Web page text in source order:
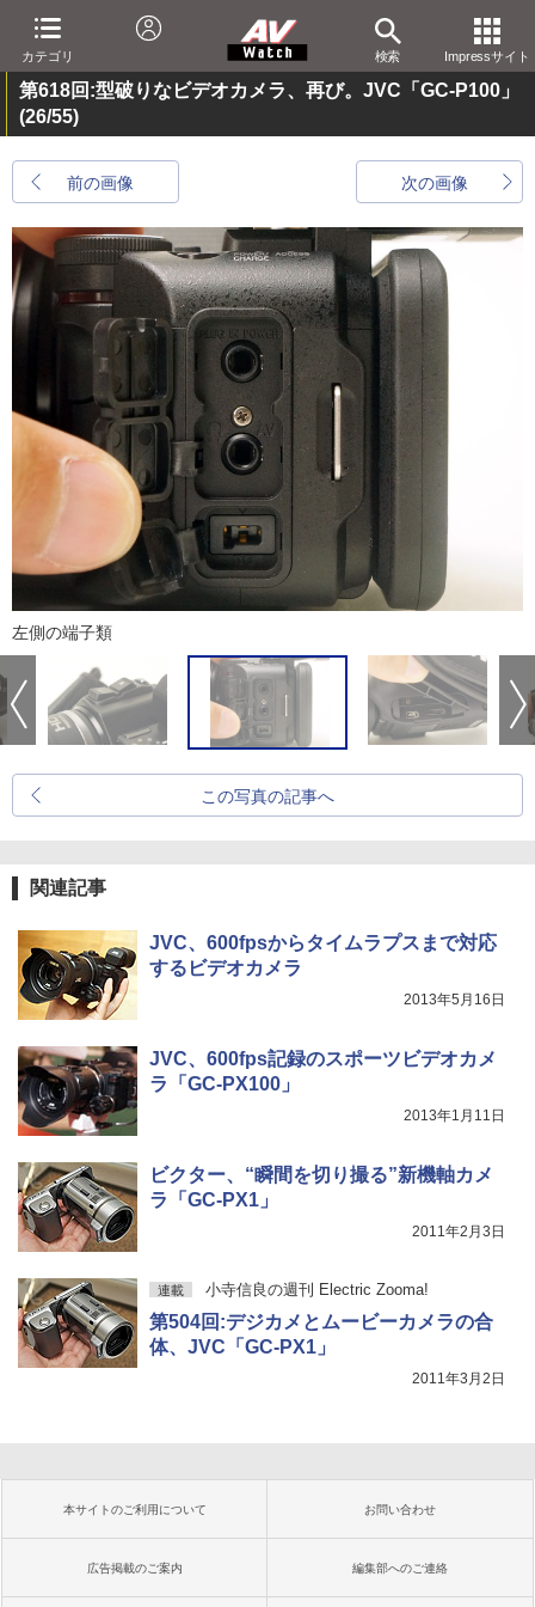
カテゴリ 検索 Impressサイト
第618回:型破りなビデオカメラ、再び。JVC「GC-P100」
(26/55)
前の画像 次の画像
左側の端子類
この写真の記事へ
関連記事
JVC、600fpsからタイムラプスまで対応
するビデオカメラ
2013年5月16日
JVC、600fps記録のスポーツビデオカメ
ラ「GC-PX100」
2013年1月11日
ビクター、“瞬間を切り撮る”新機軸カメ
ラ「GC-PX1」
2011年2月3日
連載 小寺信良の週刊 Electric Zooma!
第504回:デジカメとムービーカメラの合
体、JVC「GC-PX1」
2011年3月2日
本サイトのご利用について お問い合わせ
広告掲載のご案内 編集部へのご連絡